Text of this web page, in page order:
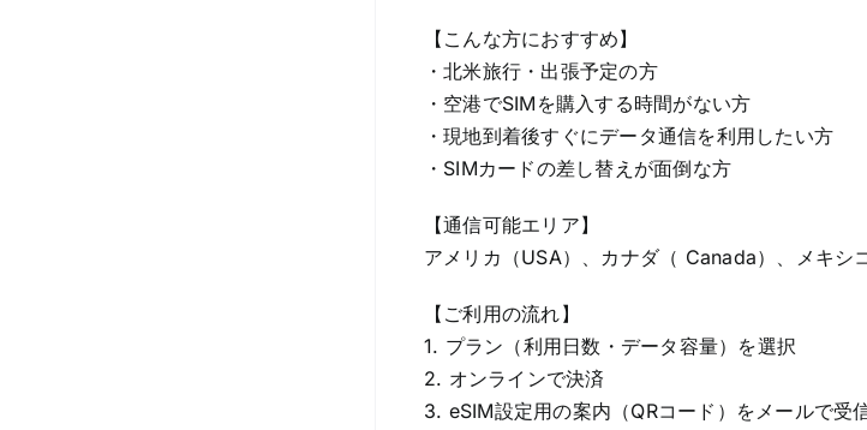
【こんな方におすすめ】
・北米旅行・出張予定の方
・空港でSIMを購入する時間がない方
・現地到着後すぐにデータ通信を利用したい方
・SIMカードの差し替えが面倒な方
【通信可能エリア】
アメリカ（USA）、カナダ（ Canada）、メキシ
【ご利用の流れ】
1. プラン（利用日数・データ容量）を選択
2. オンラインで決済
3. eSIM設定用の案内（QRコード）をメールで受